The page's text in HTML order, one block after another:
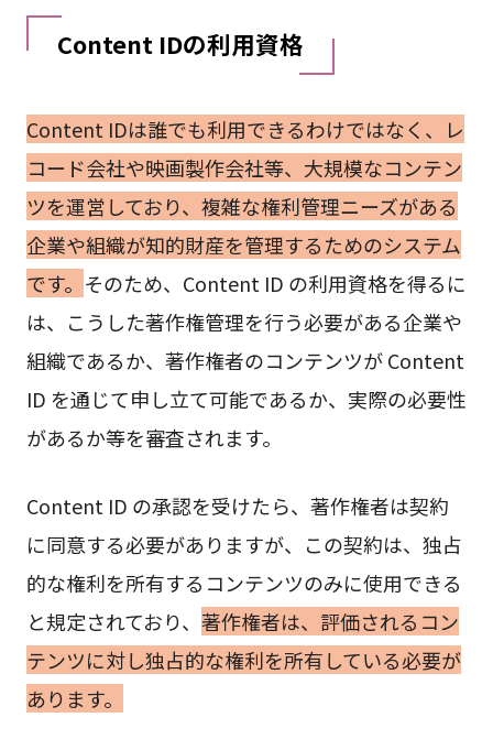
Content IDの利用資格
Content IDは誰でも利用できるわけではなく、レ
コード会社や映画製作会社等、大規模なコンテン
ツを運営しており、複雑な権利管理ニーズがある
企業や組織が知的財産を管理するためのシステム
です。 そのため、Content ID の利用資格を得るに
は、こうした著作権管理を行う必要がある企業や
組織であるか、著作権者のコンテンツが Content
ID を通じて申し立て可能であるか、実際の必要性
があるか等を審査されます。
Content ID の承認を受けたら、著作権者は契約
に同意する必要がありますが、この契約は、独占
的な権利を所有するコンテンツのみに使用できる
と規定されており、 著作権者は、評価されるコン
テンツに対し独占的な権利を所有している必要が
あります。